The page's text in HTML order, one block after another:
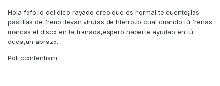
Hola fofo,lo del dico rayado creo que es normal,te cuento¡¡las
pastillas de freno llevan virutas de hierro,lo cual cuando tú frenas
marcas el disco en la frenada,espero haberte ayudao en tú
duda,un abrazo.
Poli :contentisim